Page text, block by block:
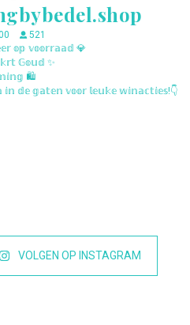
521
𝕠𝕡 𝕧𝕠𝕠𝕣𝕣𝕒𝕒𝕕 💎
𝔾𝕠𝕦𝕕 ✨
🛍️
𝕕𝕖 𝕘𝕒𝕥𝕖𝕟 𝕧𝕠𝕠𝕣 𝕝𝕖𝕦𝕜𝕖 𝕨𝕚𝕟𝕒𝕔𝕥𝕚𝕖𝕤!👇
VOLGEN OP INSTAGRAM